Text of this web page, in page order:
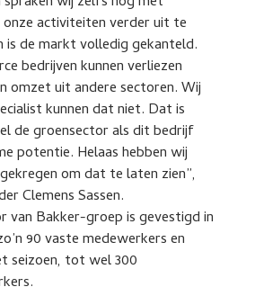
activiteiten verder uit te
is de markt volledig gekanteld.
bedrijven kunnen verliezen
omzet uit andere sectoren. Wij
kunnen dat niet. Dat is
de groensector als dit bedrijf
potentie. Helaas hebben wij
om dat te laten zien”,
Clemens Sassen.
van Bakker-groep is gevestigd in
90 vaste medewerkers en
seizoen, tot wel 300